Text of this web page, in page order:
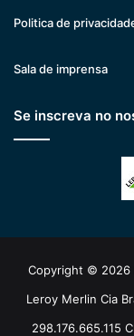
Politica de
Sala de imprensa
Se inscreva no
Copyright © 2026
Leroy Merlin Cia
298.176.665.115